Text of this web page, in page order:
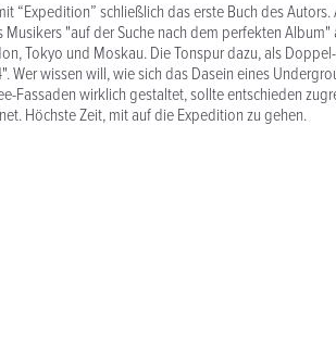
“Expedition” schließlich das erste Buch des
"auf der Suche nach dem perfekten
Tokyo und Moskau. Die Tonspur dazu, als
Wer wissen will, wie sich das Dasein eines
Fassaden wirklich gestaltet, sollte entschieden
Höchste Zeit, mit auf die Expedition zu gehen.